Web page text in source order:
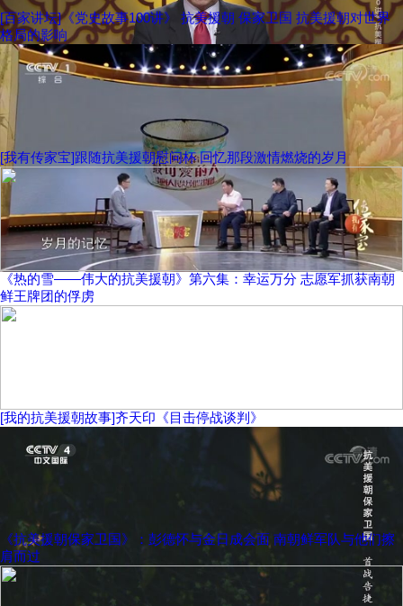
[百家讲坛]《党史故事100讲》 抗美援朝 保家卫国 抗美援朝对世界
格局的影响
[我有传家宝]跟随抗美援朝慰问杯 回忆那段激情燃烧的岁月
《热的雪——伟大的抗美援朝》第六集：幸运万分 志愿军抓获南朝
鲜王牌团的俘虏
[我的抗美援朝故事]齐天印《目击停战谈判》
《抗美援朝保家卫国》：彭德怀与金日成会面 南朝鲜军队与他们擦
肩而过